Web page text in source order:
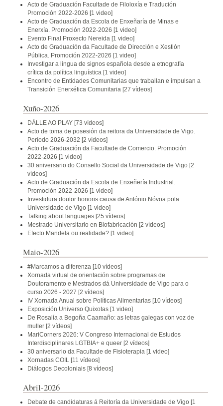
Acto de Graduación Facultade de Filoloxía e Tradución
Promoción 2022-2026 [1 video]
Acto de Graduación da Escola de Enxeñaría de Minas e
Enerxía. Promoción 2022-2026 [1 video]
Evento Final Proxecto Nereida [1 video]
Acto de Graduación da Facultade de Dirección e Xestión
Pública. Promoción 2022-2026 [1 video]
Investigar a lingua de signos española desde a etnografía
crítica da política linguística [1 video]
Encontro de Entidades Comunitarias que traballan e impulsan a
Transición Enerxética Comunitaria [27 vídeos]
Xuño-2026
DÁLLE AO PLAY [73 vídeos]
Acto de toma de posesión da reitora da Universidade de Vigo.
Período 2026-2032 [2 vídeos]
Acto de Graduación da Facultade de Comercio. Promoción
2022-2026 [1 video]
30 aniversario do Consello Social da Universidade de Vigo [2
vídeos]
Acto de Graduación da Escola de Enxeñería Industrial.
Promoción 2022-2026 [1 video]
Investidura doutor honoris causa de António Nóvoa pola
Universidade de Vigo [1 video]
Talking about languages [25 vídeos]
Mestrado Universitario en Biofabricación [2 vídeos]
Efecto Mandela ou realidade? [1 video]
Maio-2026
#Marcamos a diferenza [10 vídeos]
Xornada virtual de orientación sobre programas de
Doutoramento e Mestrados dá Universidade de Vigo para o
curso 2026 - 2027 [2 vídeos]
IV Xornada Anual sobre Políticas Alimentarias [10 vídeos]
Exposición Universo Quixotas [1 video]
De Rosalía a Begoña Caamaño: as letras galegas con voz de
muller [2 vídeos]
MariCorners 2026: V Congreso Internacional de Estudos
Interdisciplinares LGTBIA+ e queer [2 vídeos]
30 aniversario da Facultade de Fisioterapia [1 video]
Xornadas COIL [11 vídeos]
Diálogos Decoloniais [8 vídeos]
Abril-2026
Debate de candidaturas á Reitoría da Universidade de Vigo [1